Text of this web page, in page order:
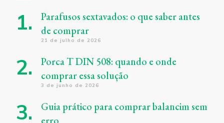
Parafusos sextavados: o que saber antes
de comprar
21 de julho de 2026
Porca T DIN 508: quando e onde
comprar essa solução
3 de junho de 2026
Guia prático para comprar balancim sem